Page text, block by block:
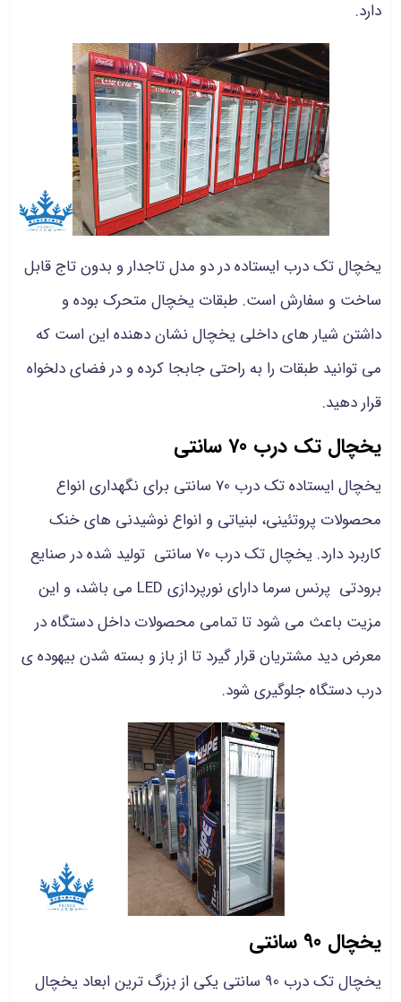
دارد.
یخچال تک درب ایستاده در دو مدل تاجدار و بدون تاج قابل
ساخت و سفارش است. طبقات یخچال متحرک بوده و
داشتن شیار های داخلی یخچال نشان دهنده این است که
می توانید طبقات را به راحتی جابجا کرده و در فضای دلخواه
قرار دهید.
یخچال تک درب 70 سانتی
یخچال ایستاده تک درب 70 سانتی برای نگهداری انواع
محصولات پروتئینی، لبنیاتی و انواع نوشیدنی های خنک
کاربرد دارد. یخچال تک درب 70 سانتی تولید شده در صنایع
برودتی پرنس سرما دارای نورپردازی LED می باشد، و این
مزیت باعث می شود تا تمامی محصولات داخل دستگاه در
معرض دید مشتریان قرار گیرد تا از باز و بسته شدن بیهوده ی
درب دستگاه جلوگیری شود.
یخچال 90 سانتی
یخچال تک درب 90 سانتی یکی از بزرگ ترین ابعاد یخچال